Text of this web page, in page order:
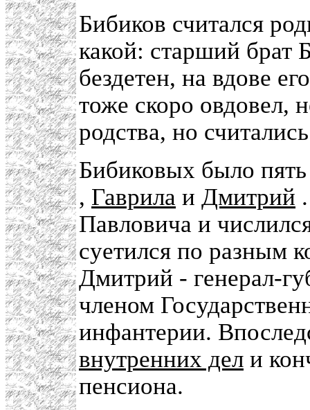
Бибиков считался
какой: старший брат
бездетен, на вдове
тоже скоро овдовел,
родства, но
Бибиковых было пять
, Гаврила и Дмитрий
Павловича и
суетился по разным
Дмитрий - генерал-
членом
инфантерии.
внутренних дел и
пенсиона.